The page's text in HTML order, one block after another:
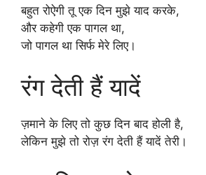
बहुत रोऐगी तू एक दिन मुझे याद करके,
और कहेगी एक पागल‬ था,
जो पागल था सिर्फ मेरे लिए।
रंग देती हैं यादें
ज़माने के लिए तो कुछ दिन बाद होली है,
लेकिन मुझे तो रोज़ रंग देती हैं यादें तेरी।